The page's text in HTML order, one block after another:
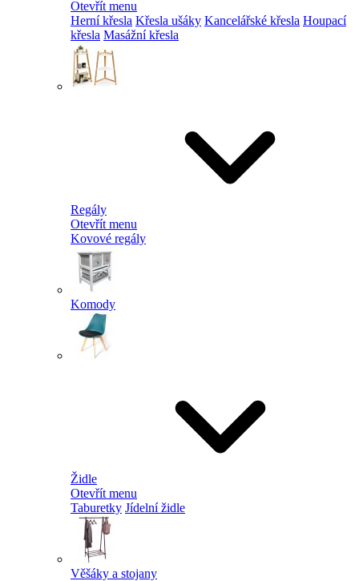
Otevřít menu
Herní křesla Křesla ušáky Kancelářské křesla Houpací
křesla Masážní křesla
Regály
Otevřít menu
Kovové regály
Komody
Židle
Otevřít menu
Taburetky Jídelní židle
Věšáky a stojany